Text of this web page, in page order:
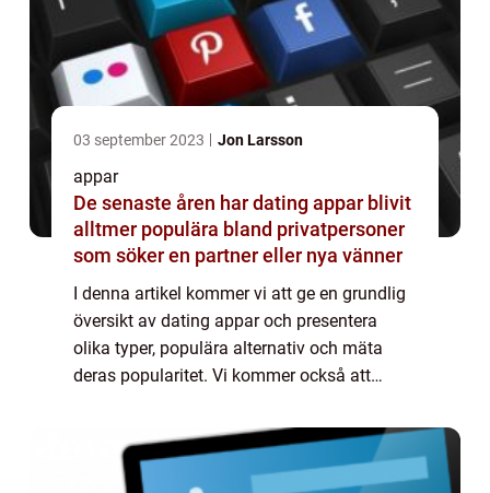
03 september 2023 Jon Larsson
appar
De senaste åren har dating appar blivit
alltmer populära bland privatpersoner
som söker en partner eller nya vänner
I denna artikel kommer vi att ge en grundlig
översikt av dating appar och presentera
olika typer, populära alternativ och mäta
deras popularitet. Vi kommer också att
och deras historiska för- och nackdelar. Ö...